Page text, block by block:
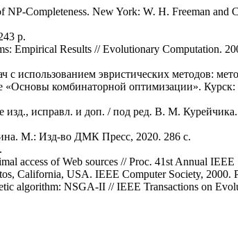
Completeness. New York: W. H. Freeman and
p.
Empirical Results // Evolutionary Computation.
использованием эвристических методов:
«Основы комбинаторной оптимизации».
исправл. и доп. / под ред. В. М.
М.: Изд-во ДМК Пресс, 2020. 286 с.
access of Web sources // Proc. 41st Annual
California, USA. IEEE Computer Society, 2000.
algorithm: NSGA-II // IEEE Transactions on